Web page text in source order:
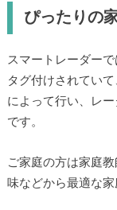
ぴったりの
スマートレーダー
タグ付けされてい
によって行い、レ
です。
ご家庭の方は家庭
味などから最適な